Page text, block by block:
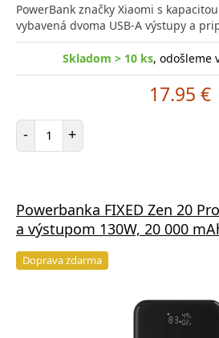
PowerBank značky Xiaomi s
vybavená dvoma USB-A výstupy a
Skladom > 10 ks, odošleme
17.95 €
- Počet položiek
+
Powerbanka FIXED Zen 20
a výstupom 130W, 20 000
Doprava zdarma